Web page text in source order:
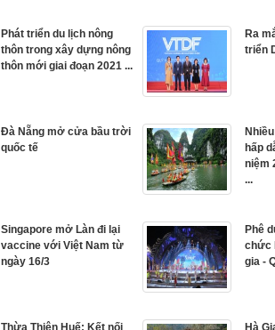
Phát triển du lịch nông
thôn trong xây dựng nông
thôn mới giai đoạn 2021 ...
Ra
triển
Đà Nẵng mở cửa bầu trời
quốc tế
hấp
niệm
...
Singapore mở Làn đi lại
vaccine với Việt Nam từ
ngày 16/3
Phê
chức
gia -
Thừa Thiên Huế: Kết nối
Hà